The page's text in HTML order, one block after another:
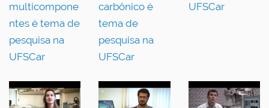
multicompone
ntes é tema de
pesquisa na
UFSCar
carbônico é
tema de
pesquisa na
UFSCar
UFSCar